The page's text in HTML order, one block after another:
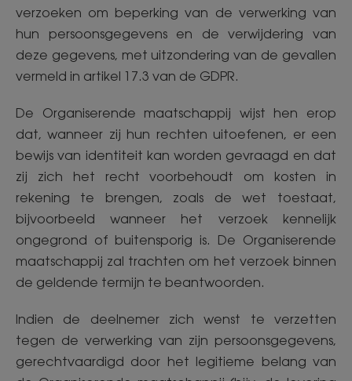
verzoeken om beperking van de verwerking van
hun persoonsgegevens en de verwijdering van
deze gegevens, met uitzondering van de gevallen
vermeld in artikel 17.3 van de GDPR.
De Organiserende maatschappij wijst hen erop
dat, wanneer zij hun rechten uitoefenen, er een
bewijs van identiteit kan worden gevraagd en dat
zij zich het recht voorbehoudt om kosten in
rekening te brengen, zoals de wet toestaat,
bijvoorbeeld wanneer het verzoek kennelijk
ongegrond of buitensporig is. De Organiserende
maatschappij zal trachten om het verzoek binnen
de geldende termijn te beantwoorden.
Indien de deelnemer zich wenst te verzetten
tegen de verwerking van zijn persoonsgegevens,
gerechtvaardigd door het legitieme belang van